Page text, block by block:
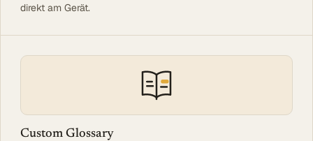
direkt am Gerät.
Custom Glossary